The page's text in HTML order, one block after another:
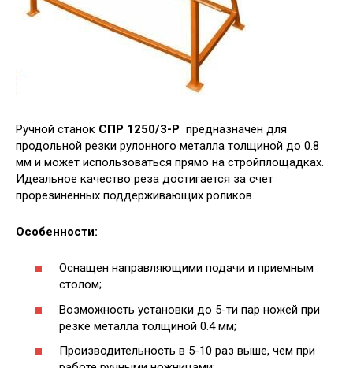
Ручной станок СПР 1250/3-Р предназначен для
продольной резки рулонного металла толщиной до 0.8
мм и может использоваться прямо на стройплощадках.
Идеальное качество реза достигается за счет
прорезиненных поддерживающих роликов.
Особенности:
Оснащен направляющими подачи и приемным
столом;
Возможность установки до 5-ти пар ножей при
резке металла толщиной 0.4 мм;
Производительность в 5-10 раз выше, чем при